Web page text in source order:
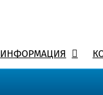
ИНФОРМАЦИЯ